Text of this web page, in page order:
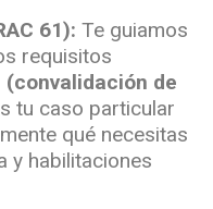
61): Te guiamos
requisitos
(convalidación de
tu caso particular
qué necesitas
y habilitaciones